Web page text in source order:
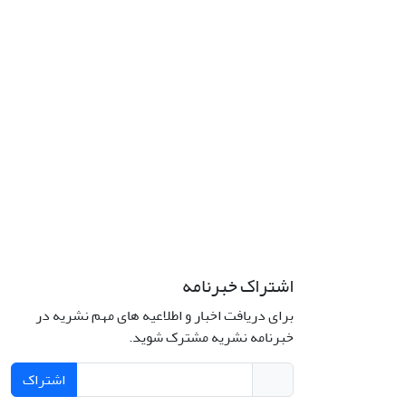
اشتراک خبرنامه
برای دریافت اخبار و اطلاعیه های مهم نشریه در
خبرنامه نشریه مشترک شوید.
اشتراک